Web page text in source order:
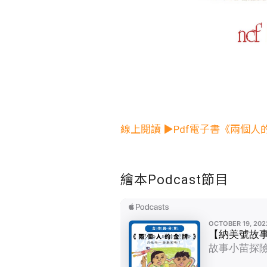
線上閱讀 ▶Pdf電子書《兩個人
繪本Podcast節目